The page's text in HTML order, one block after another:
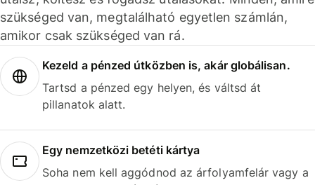
szükséged van, megtalálható egyetlen számlán,
amikor csak szükséged van rá.
Kezeld a pénzed útközben is, akár globálisan.
Tartsd a pénzed egy helyen, és váltsd át
pillanatok alatt.
Egy nemzetközi betéti kártya
Soha nem kell aggódnod az árfolyamfelár vagy a